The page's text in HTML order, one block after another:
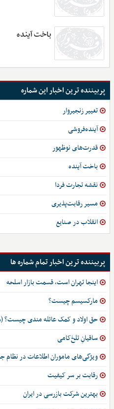
باخت آینده
پربیننده ترین اخبار این شماره
تغییر زنجیروار
آینده‌فروشی
قدرت‌های نوظهور
باخت آینده
نقشه تجارت فردا
مسیر رقابت‌پذیری
انقلاب در صنایع
پربیننده ترین اخبار تمام شماره ها
اینجا تهران است، قسمت بازار اسلحه
مارکسیسم چیست؟
حق اولاد و کمک عائله مندی چیست؟
ساقیانِ تلخ‌کامی
ویژگی‌های ماموران اطلاعات در نظام
رقابت بر سر کیفیت
بهترین شرکت بازرسی در ایران